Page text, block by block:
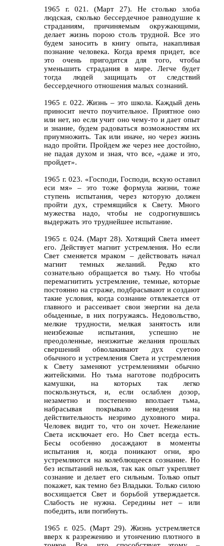
1965 г. 021. (Март 27). Не столько злоба
людская, сколько бессердечное равнодушие к
страданиям, причиняемым окружающими,
делает жизнь порою столь трудной. Все это
будем заносить в книгу опыта, накапливая
познание человека. Когда время придет, все
это очень пригодится для того, чтобы
уменьшить страдания в мире. Легче будет
тогда людей защищать от следствий
бессердечного отношения малых сознаний.
1965 г. 022. Жизнь – это школа. Каждый день
приносит нечто поучительное. Приятное оно
или нет, но если учит оно чему-то и дает опыт
и знание, будем радоваться возможностям их
приумножить. Так или иначе, но через жизнь
надо пройти. Пройдем же через нее достойно,
не падая духом и зная, что все, «даже и это,
пройдет».
1965 г. 023. «Господи, Господи, вскую оставил
еси мя» – это тоже формула жизни, тоже
ступень испытания, через которую должен
пройти дух, стремящийся к Свету. Много
мужества надо, чтобы не содрогнувшись
выдержать это труднейшее испытание.
1965 г. 024. (Март 28). Хотящий Света имеет
его. Действует магнит устремления. Но если
Свет сменяется мраком – действовать начал
магнит темных желаний. Редко кто
сознательно обращается во тьму. Но чтобы
перемагнитить устремление, темные, которые
постоянно на страже, подбрасывают и создают
такие условия, когда сознание отвлекается от
главного и рассеивает свои энергии на дела
обыденные, в них погружаясь. Недовольство,
мелкие трудности, мелкая занятость или
неизбежные испытания, успешно не
преодоленные, неизжитые желания прошлых
свершений обволакивают дух суетою
обычного и устремления Света и устремления
к Свету заменяют устремлениями обычно
житейскими. Но тьма наготове подбросить
камушки, на которых так легко
поскользнуться, и, если ослаблен дозор,
незаметно и постепенно вползает тьма,
набрасывая покрывало неведения на
действительность незримо духовного мира.
Человек видит то, что он хочет. Нежелание
Света исключает его. Но Свет всегда есть.
Бесы особенно досаждают в моменты
испытания и, когда поникают огни, яро
устремляются на колеблющееся сознание. Но
без испытаний нельзя, так как опыт укрепляет
сознание и делает его сильным. Только опыт
покажет, как темно без Владыки. Только силою
восхищается Свет и борьбой утверждается.
Слабость не нужна. Середины нет – или
победить, или погибнуть.
1965 г. 025. (Март 29). Жизнь устремляется
вверх к разрежению и утончению плотного в